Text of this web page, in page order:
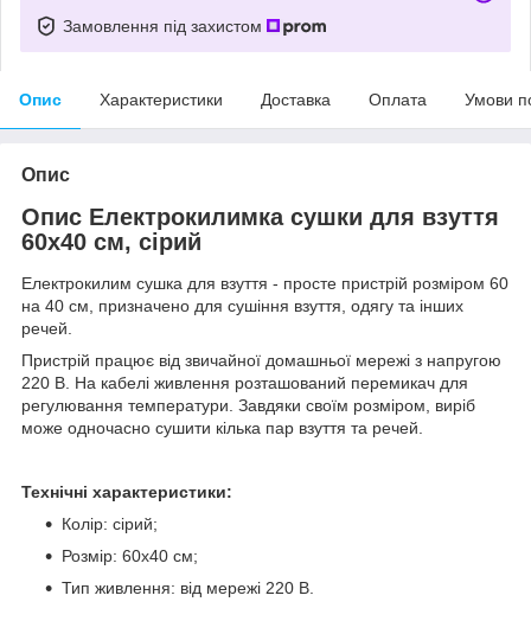
Замовлення під захистом
Опис Характеристики Доставка Оплата Умови
Опис
Опис Електрокилимка сушки для взуття
60x40 см, сірий
Електрокилим сушка для взуття - просте пристрій розміром 60
на 40 см, призначено для сушіння взуття, одягу та інших
речей.
Пристрій працює від звичайної домашньої мережі з напругою
220 В. На кабелі живлення розташований перемикач для
регулювання температури. Завдяки своїм розміром, виріб
може одночасно сушити кілька пар взуття та речей.
Технічні характеристики:
Колір: сірий;
Розмір: 60х40 см;
Тип живлення: від мережі 220 В.